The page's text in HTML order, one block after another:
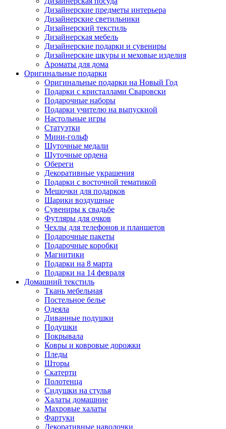
Дизайнерские предметы интерьера
Дизайнерские светильники
Дизайнерский текстиль
Дизайнерская мебель
Дизайнерские подарки и сувениры
Дизайнерские шкуры и меховые изделия
Ароматы для дома
Оригинальные подарки
Оригинальные подарки на Новый Год
Подарки с кристаллами Сваровски
Подарочные наборы
Подарки учителю на выпускной
Настольные игры
Статуэтки
Мини-гольф
Шуточные медали
Шуточные ордена
Обереги
Декоративные украшения
Подарки с восточной тематикой
Мешочки для подарков
Шарики воздушные
Сувениры к свадьбе
Футляры для очков
Чехлы для телефонов и планшетов
Подарочные пакеты
Подарочные коробки
Магнитики
Подарки на 8 марта
Подарки на 14 февраля
Домашний текстиль
Ткань мебельная
Постельное белье
Одеяла
Диванные подушки
Подушки
Покрывала
Ковры и ковровые дорожки
Пледы
Шторы
Скатерти
Полотенца
Сидушки на стулья
Халаты домашние
Махровые халаты
Фартуки
Декоративные наволочки